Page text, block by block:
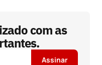
será publicado.
com
com as
Assinar